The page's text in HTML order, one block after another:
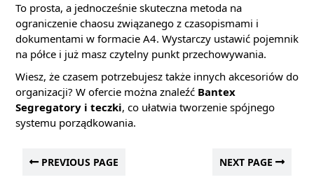
To prosta, a jednocześnie skuteczna metoda na
ograniczenie chaosu związanego z czasopismami i
dokumentami w formacie A4. Wystarczy ustawić pojemnik
na półce i już masz czytelny punkt przechowywania.
Wiesz, że czasem potrzebujesz także innych akcesoriów do
organizacji? W ofercie można znaleźć Bantex
Segregatory i teczki, co ułatwia tworzenie spójnego
systemu porządkowania.
PREVIOUS PAGE NEXT PAGE